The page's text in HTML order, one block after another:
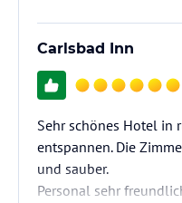
Carlsbad Inn
Sehr schönes Hotel in
entspannen. Die
und sauber.
Personal sehr